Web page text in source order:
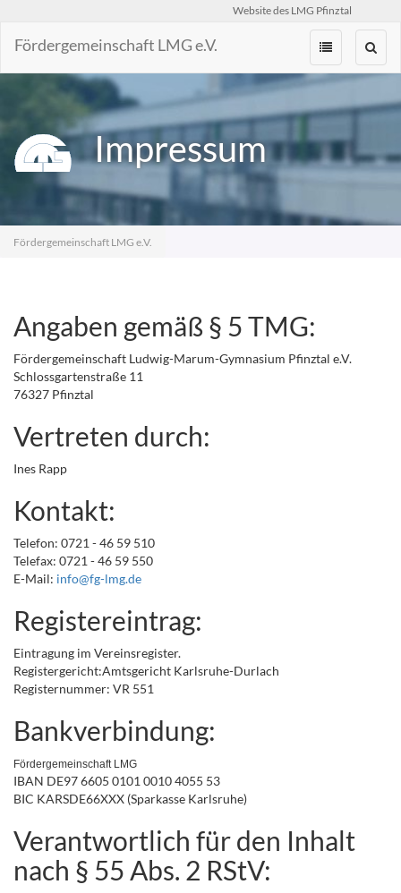
Zum
springen
Website des LMG Pfinztal
Fördergemeinschaft LMG e.V.
Impressum
Fördergemeinschaft LMG e.V.
Angaben gemäß § 5 TMG:
Fördergemeinschaft Ludwig-Marum-Gymnasium Pfinztal e.V.
Schlossgartenstraße 11
76327 Pfinztal
Vertreten durch:
Ines Rapp
Kontakt:
Telefon: 0721 - 46 59 510
Telefax: 0721 - 46 59 550
E-Mail: info@fg-lmg.de
Registereintrag:
Eintragung im Vereinsregister.
Registergericht:Amtsgericht Karlsruhe-Durlach
Registernummer: VR 551
Bankverbindung:
Fördergemeinschaft LMG
IBAN DE97 6605 0101 0010 4055 53
BIC KARSDE66XXX (Sparkasse Karlsruhe)
Verantwortlich für den Inhalt
nach § 55 Abs. 2 RStV: